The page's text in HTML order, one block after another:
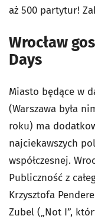
aż 500 partytur!
Wrocław
Days
Miasto będące w
(Warszawa była
roku) ma
najciekawszych
współczesnej.
Publiczność z
Krzysztofa
Zubel („Not I”,